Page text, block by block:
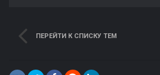
ПЕРЕЙТИ К СПИСКУ ТЕМ